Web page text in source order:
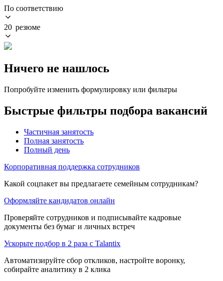
По соответствию
20 резюме
Ничего не нашлось
Попробуйте изменить формулировку или фильтры
Быстрые фильтры подбора вакансий
Частичная занятость
Полная занятость
Полный день
Корпоративная поддержка сотрудников
Какой соцпакет вы предлагаете семейным сотрудникам?
Оформляйте кандидатов онлайн
Проверяйте сотрудников и подписывайте кадровые
документы без бумаг и личных встреч
Ускорьте подбор в 2 раза с Talantix
Автоматизируйте сбор откликов, настройте воронку,
собирайте аналитику в 2 клика